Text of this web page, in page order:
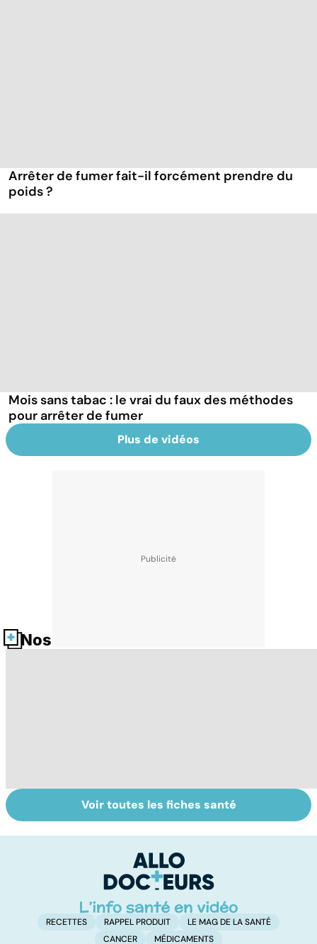
Arrêter de fumer fait-il forcément prendre du
poids ?
Mois sans tabac : le vrai du faux des méthodes
pour arrêter de fumer
Plus de vidéos
Nos fiches santé
Comment tenir
ses bonnes
BPCO, la
bronchite du
Voir toutes les fiches santé
RECETTES RAPPEL PRODUIT
LE MAG DE LA SANTÉ
CANCER
MÉDICAMENTS